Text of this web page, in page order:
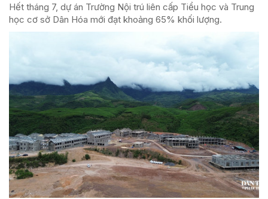
Hết tháng 7, dự án Trường Nội trú liên cấp Tiểu học và Trung
học cơ sở Dân Hóa mới đạt khoảng 65% khối lượng.